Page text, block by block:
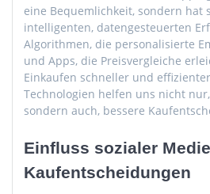
eine Bequemlichkeit, sondern hat
intelligenten, datengesteuerten
Algorithmen, die personalisierte
und Apps, die Preisvergleiche
Einkaufen schneller und
Technologien helfen uns nicht
sondern auch, bessere
Einfluss sozialer
Kaufentscheidungen